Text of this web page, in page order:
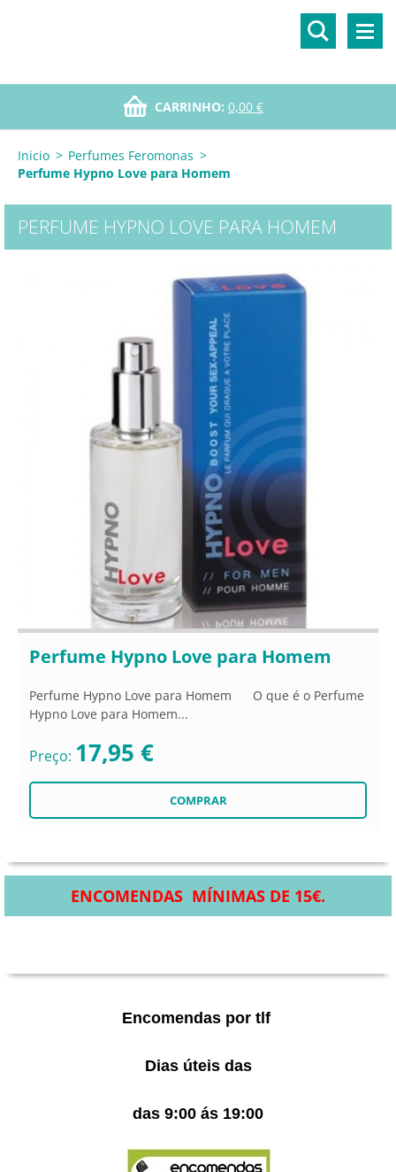
CARRINHO: 0,00 €
Inicio > Perfumes Feromonas >
Perfume Hypno Love para Homem
PERFUME HYPNO LOVE PARA HOMEM
Perfume Hypno Love para Homem
Perfume Hypno Love para Homem O que é o Perfume
Hypno Love para Homem...
Preço: 17,95 €
ENCOMENDAS MÍNIMAS DE 15€.
Encomendas por tlf
Dias úteis das
das 9:00 ás 19:00